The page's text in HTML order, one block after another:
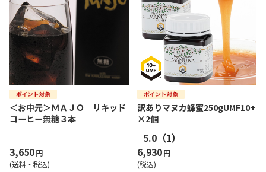
＜お中元＞ＭＡＪＯ リキッド
コーヒー無糖３本
3,650円
(送料・税込)
訳ありマヌカ蜂蜜250gUMF10+
×2個
5.0 （1）
6,930円
(税込)